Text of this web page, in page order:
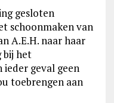
gesloten
schoonmaken van
A.E.H. naar haar
bij het
ieder geval geen
toebrengen aan